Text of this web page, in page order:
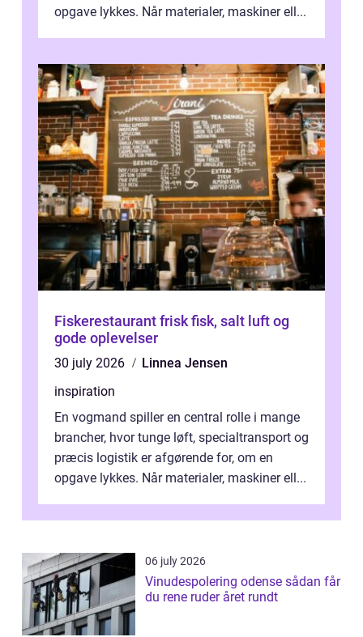
opgave lykkes. Når materialer, maskiner ell...
Fiskerestaurant frisk fisk, salt luft og
gode oplevelser
30 july 2026
Linnea Jensen
inspiration
En vogmand spiller en central rolle i mange
brancher, hvor tunge løft, specialtransport og
præcis logistik er afgørende for, om en
opgave lykkes. Når materialer, maskiner ell...
06 july 2026
Vinudespolering odense sådan får
du rene ruder året rundt